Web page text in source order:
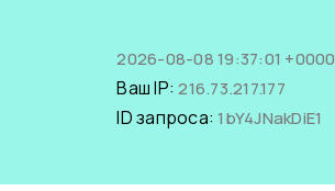
2026-08-08 19:37:01 +0000
Ваш IP:216.73.217.177
ID запроса:1bY4JNakDiE1